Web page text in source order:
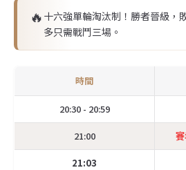
🔥 十六強單輪淘汰制！勝者晉級，
多只需戰鬥三場。
時間
20:30 - 20:59
21:00
21:03